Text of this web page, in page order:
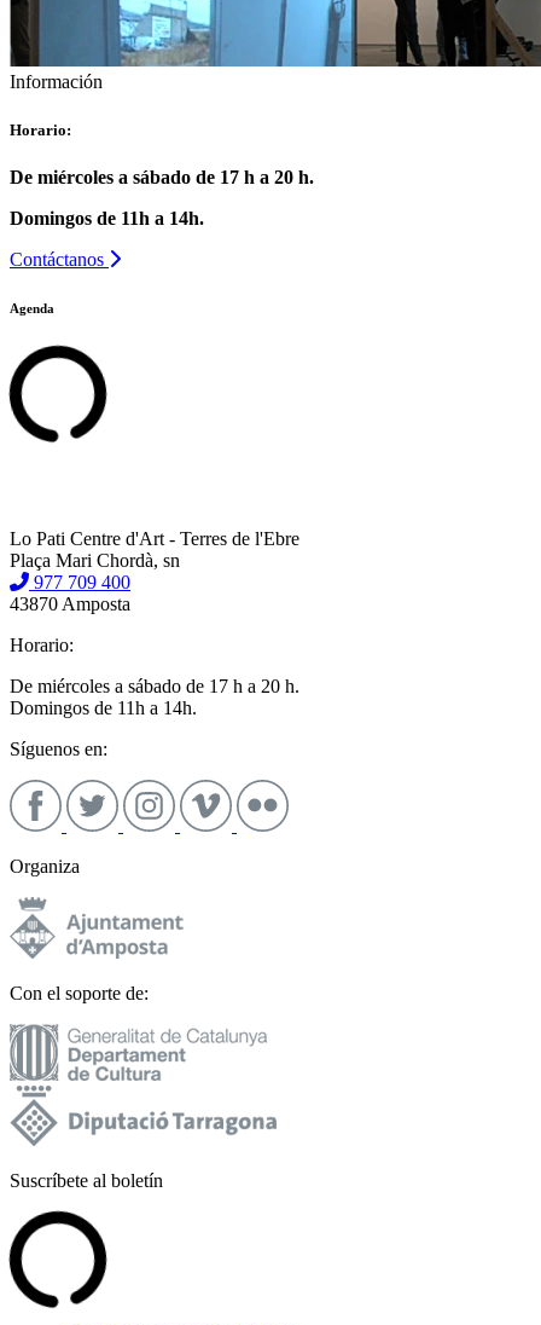
Información
Horario:
De miércoles a sábado de 17 h a 20 h.
Domingos de 11h a 14h.
Contáctanos
Agenda
Lo Pati Centre d'Art - Terres de l'Ebre
Plaça Mari Chordà, sn
977 709 400
43870 Amposta
Horario:
De miércoles a sábado de 17 h a 20 h.
Domingos de 11h a 14h.
Síguenos en:
Organiza
Con el soporte de:
Suscríbete al boletín